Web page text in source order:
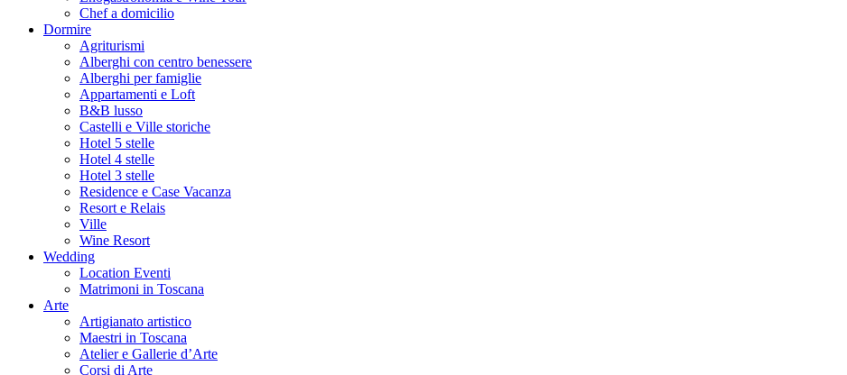
Chef a domicilio
Dormire
Agriturismi
Alberghi con centro benessere
Alberghi per famiglie
Appartamenti e Loft
B&B lusso
Castelli e Ville storiche
Hotel 5 stelle
Hotel 4 stelle
Hotel 3 stelle
Residence e Case Vacanza
Resort e Relais
Ville
Wine Resort
Wedding
Location Eventi
Matrimoni in Toscana
Arte
Artigianato artistico
Maestri in Toscana
Atelier e Gallerie d’Arte
Corsi di Arte